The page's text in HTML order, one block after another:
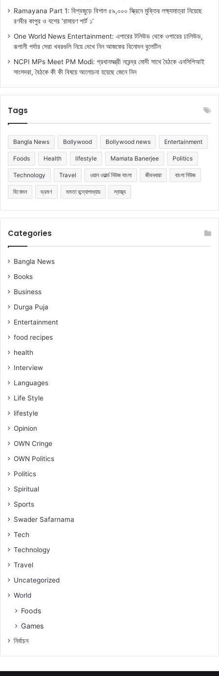
Ramayana Part 1: বিশ্বজুড়ে বিশাল ৫৯,০০০ স্ক্রিনে মুক্তির লক্ষ্যমাত্রা নিয়েছে
রণবীর কাপুর ও যশের ‘রামায়ণ পার্ট ১’
One World News Entertainment: এপারের টলিউড থেকে ওপারের ঢালিউড,
রূপালী পর্দার সেরা খবরগুলি নিয়ে দেখে নিন আজকের বিনোদন বুলেটিন
NCPI MPs Meet PM Modi: প্রধানমন্ত্রী নরেন্দ্র মোদী সাথে বৈঠকে এনসিপিআই
সাংসদরা, বৈঠকে কী কী বিষয়ে আলোচনা হয়েছে জেনে নিন
Tags
Bangla News Bollywood Bollywood news Entertainment
Foods Health lifestyle Mamata Banerjee Politics
Technology Travel ওয়ান ওয়ার্ল্ড নিউজ বাংলা জীবনধারা বাংলা নিউজ
বিনোদন ভ্রমণ মমতা বন্দ্যোপাধ্যায় স্বাস্থ্য
Categories
Bangla News
Books
Business
Durga Puja
Entertainment
food recipes
health
Interview
Languages
Life Style
lifestyle
Opinion
OWN Cringe
OWN Politics
Politics
Spiritual
Sports
Swader Safarnama
Tech
Technology
Travel
Uncategorized
World
Foods
Games
নিৰ্বাচন